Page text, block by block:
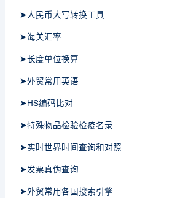
➤人民币大写转换工具
➤海关汇率
➤长度单位换算
➤外贸常用英语
➤HS编码比对
➤特殊物品检验检疫名录
➤实时世界时间查询和对照
➤发票真伪查询
➤外贸常用各国搜索引擎